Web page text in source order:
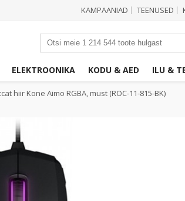
KAMPAANIAD TEENUSED
ELEKTROONIKA KODU & AED ILU &
hiir Kone Aimo RGBA, must (ROC-11-815-BK)